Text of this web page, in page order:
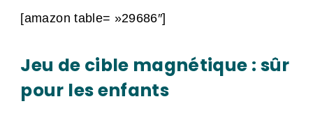
[amazon table= »29686″]
Jeu de cible magnétique : sûr
pour les enfants